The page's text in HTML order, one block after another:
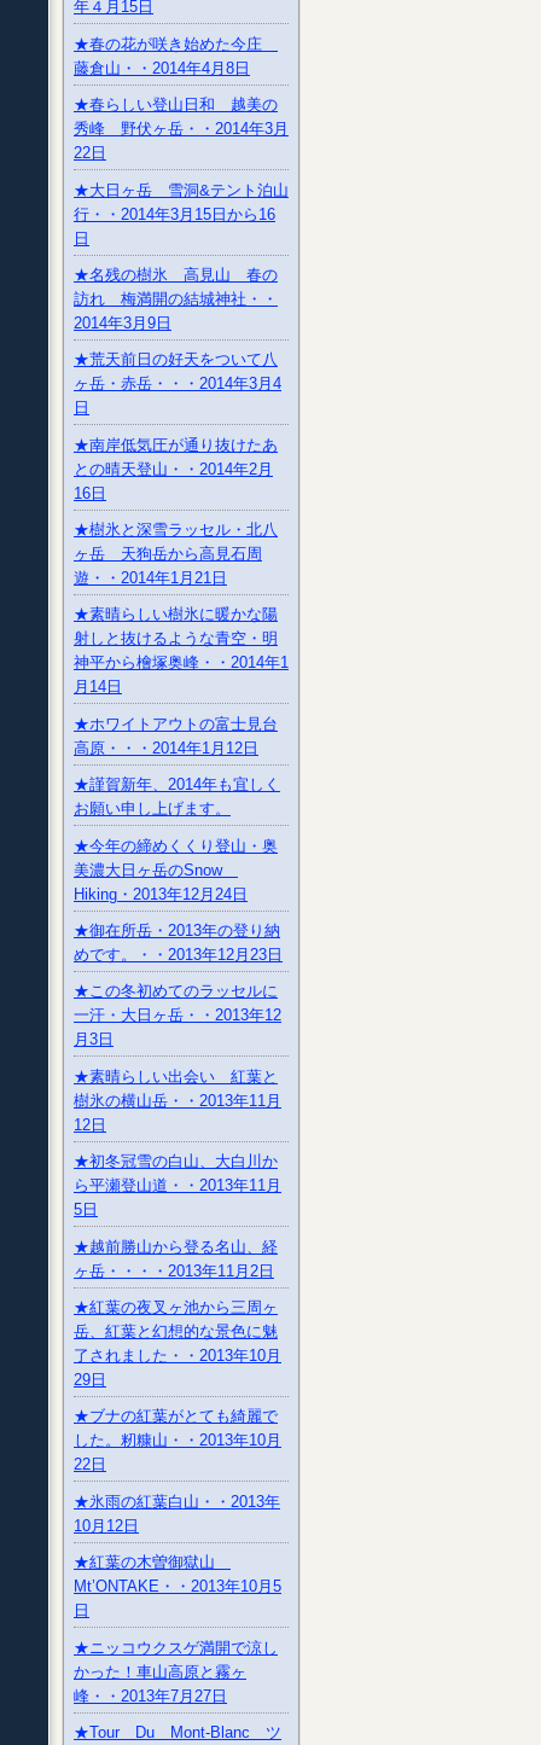
年４月15日
★春の花が咲き始めた今庄
藤倉山・・2014年4月8日
★春らしい登山日和 越美の
秀峰 野伏ヶ岳・・2014年3月
22日
★大日ヶ岳 雪洞&テント泊山
行・・2014年3月15日から16
日
★名残の樹氷 高見山 春の
訪れ 梅満開の結城神社・・
2014年3月9日
★荒天前日の好天をついて八
ヶ岳・赤岳・・・2014年3月4
日
★南岸低気圧が通り抜けたあ
との晴天登山・・2014年2月
16日
★樹氷と深雪ラッセル・北八
ヶ岳 天狗岳から高見石周
遊・・2014年1月21日
★素晴らしい樹氷に暖かな陽
射しと抜けるような青空・明
神平から檜塚奥峰・・2014年1
月14日
★ホワイトアウトの富士見台
高原・・・2014年1月12日
★謹賀新年、2014年も宜しく
お願い申し上げます。
★今年の締めくくり登山・奥
美濃大日ヶ岳のSnow
Hiking・2013年12月24日
★御在所岳・2013年の登り納
めです。・・2013年12月23日
★この冬初めてのラッセルに
一汗・大日ヶ岳・・2013年12
月3日
★素晴らしい出会い 紅葉と
樹氷の横山岳・・2013年11月
12日
★初冬冠雪の白山、大白川か
ら平瀬登山道・・2013年11月
5日
★越前勝山から登る名山、経
ヶ岳・・・・2013年11月2日
★紅葉の夜叉ヶ池から三周ヶ
岳、紅葉と幻想的な景色に魅
了されました・・2013年10月
29日
★ブナの紅葉がとても綺麗で
した。籾糠山・・2013年10月
22日
★氷雨の紅葉白山・・2013年
10月12日
★紅葉の木曽御獄山
Mt’ONTAKE・・2013年10月5
日
★ニッコウクスゲ満開で涼し
かった！車山高原と霧ヶ
峰・・2013年7月27日
★Tour Du Mont-Blanc ツ